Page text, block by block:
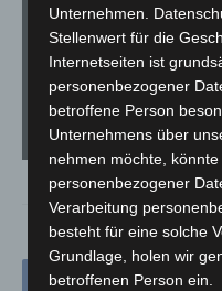
Verkehrsunfall
Unternehmen.
Stellenwert für die
Internetseiten ist
personenbezogener
betroffene Person
Unternehmens über
nehmen möchte,
personenbezogener
Verarbeitung
besteht für eine solche
Grundlage, holen wir
betroffenen Person ein.